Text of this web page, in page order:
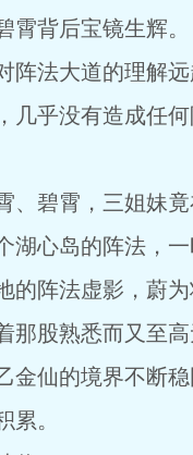
背后宝镜生辉。
阵法大道的理解
乎没有造成任何
碧霄，三姐妹
心岛的阵法，
阵法虚影，蔚为
股熟悉而又至
金仙的境界不断
。